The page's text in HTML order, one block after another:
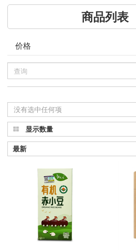
商品列表
价格
没有选中任何项
显示数量
最新